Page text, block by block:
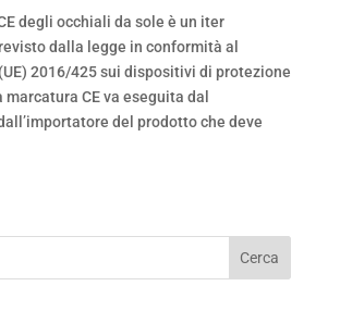
degli occhiali da sole è un iter
dalla legge in conformità al
2016/425 sui dispositivi di protezione
CE va eseguita dal
del prodotto che deve